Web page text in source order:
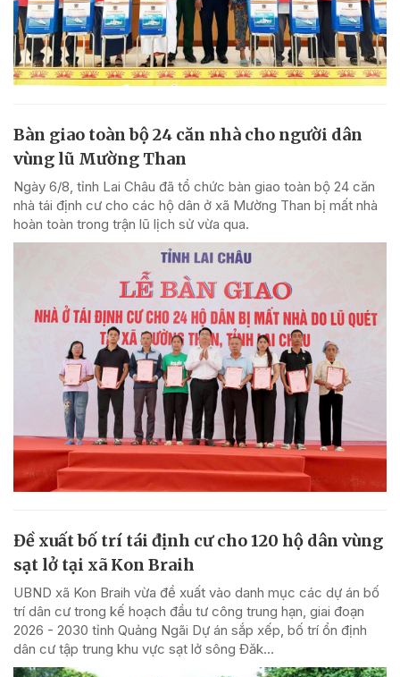
Bàn giao toàn bộ 24 căn nhà cho người dân
vùng lũ Mường Than
Ngày 6/8, tỉnh Lai Châu đã tổ chức bàn giao toàn bộ 24 căn
nhà tái định cư cho các hộ dân ở xã Mường Than bị mất nhà
hoàn toàn trong trận lũ lịch sử vừa qua.
Đề xuất bố trí tái định cư cho 120 hộ dân vùng
sạt lở tại xã Kon Braih
UBND xã Kon Braih vừa đề xuất vào danh mục các dự án bố
trí dân cư trong kế hoạch đầu tư công trung hạn, giai đoạn
2026 - 2030 tỉnh Quảng Ngãi Dự án sắp xếp, bố trí ổn định
dân cư tập trung khu vực sạt lở sông Đăk...